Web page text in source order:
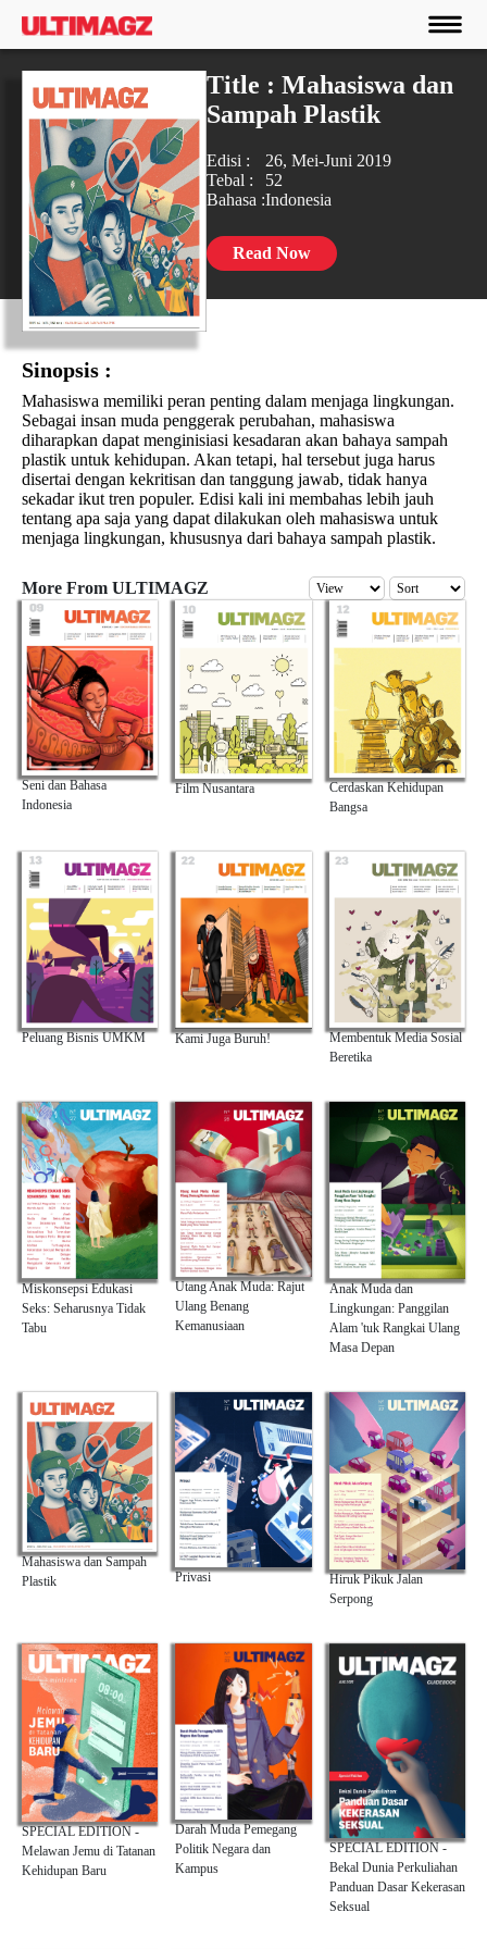
Title : Mahasiswa dan
Sampah Plastik
Edisi :
26, Mei-Juni 2019
Tebal :
52
Bahasa :Indonesia
Read Now
Sinopsis :
Mahasiswa memiliki peran penting dalam menjaga lingkungan.
Sebagai insan muda penggerak perubahan, mahasiswa
diharapkan dapat menginisiasi kesadaran akan bahaya sampah
plastik untuk kehidupan. Akan tetapi, hal tersebut juga harus
disertai dengan kekritisan dan tanggung jawab, tidak hanya
sekadar ikut tren populer. Edisi kali ini membahas lebih jauh
tentang apa saja yang dapat dilakukan oleh mahasiswa untuk
menjaga lingkungan, khususnya dari bahaya sampah plastik.
More From ULTIMAGZ
Seni dan Bahasa
Indonesia
Film Nusantara
Cerdaskan Kehidupan
Bangsa
Peluang Bisnis UMKM Kami Juga Buruh!
Membentuk Media Sosial
Beretika
Miskonsepsi Edukasi
Seks: Seharusnya Tidak
Tabu
Utang Anak Muda: Rajut
Ulang Benang
Kemanusiaan
Anak Muda dan
Lingkungan: Panggilan
Alam 'tuk Rangkai Ulang
Masa Depan
Mahasiswa dan Sampah
Plastik
Privasi
Hiruk Pikuk Jalan
Serpong
SPECIAL EDITION -
Melawan Jemu di Tatanan
Kehidupan Baru
Darah Muda Pemegang
Politik Negara dan
Kampus
SPECIAL EDITION -
Bekal Dunia Perkuliahan
Panduan Dasar Kekerasan
Seksual